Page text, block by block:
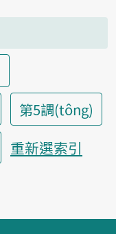
第5調(tông)
重新選索引